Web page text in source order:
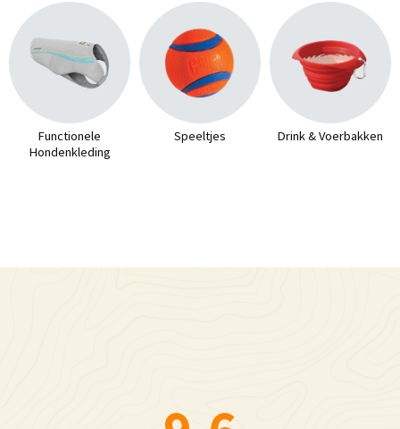
Functionele
Hondenkleding
Speeltjes Drink & Voerbakken